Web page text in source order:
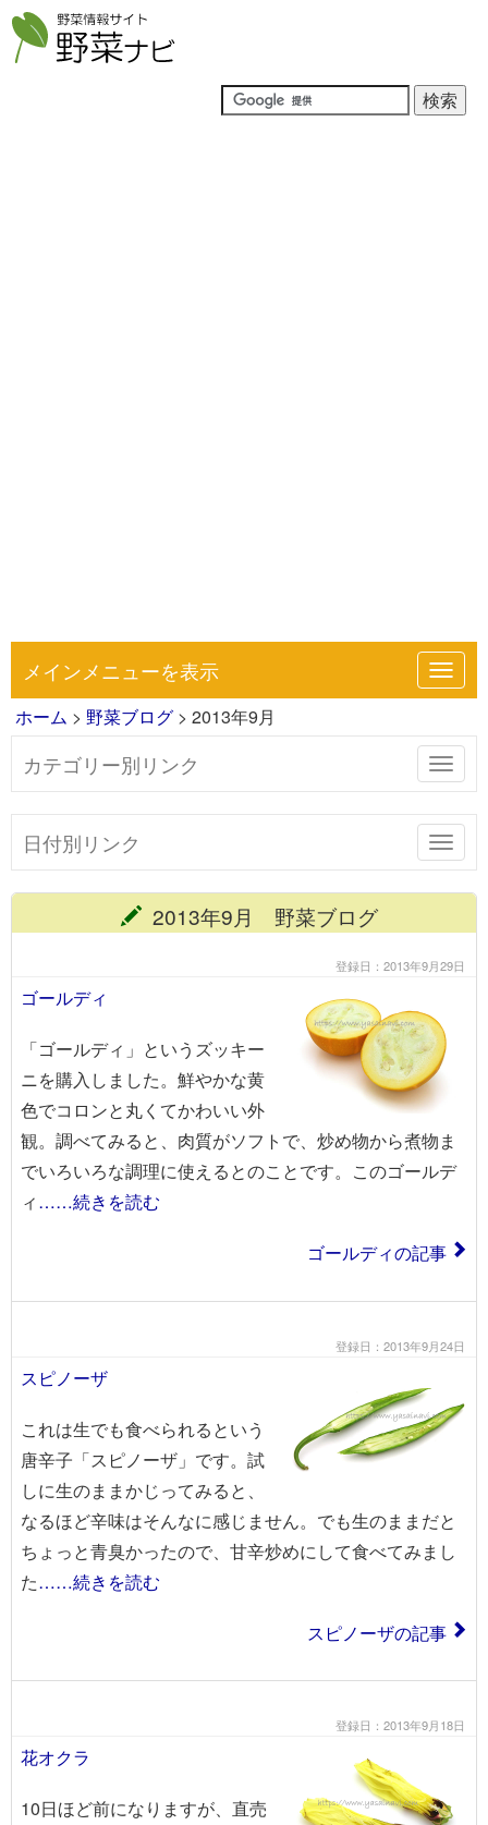
メインメニューを表示
ホーム > 野菜ブログ > 2013年9月
カテゴリー別リンク
日付別リンク
2013年9月 野菜ブログ
登録日：2013年9月29日
ゴールディ
「ゴールディ」というズッキー
ニを購入しました。鮮やかな黄
色でコロンと丸くてかわいい外
観。調べてみると、肉質がソフトで、炒め物から煮物ま
でいろいろな調理に使えるとのことです。このゴールデ
ィ……続きを読む
ゴールディの記事
登録日：2013年9月24日
スピノーザ
これは生でも食べられるという
唐辛子「スピノーザ」です。試
しに生のままかじってみると、
なるほど辛味はそんなに感じません。でも生のままだと
ちょっと青臭かったので、甘辛炒めにして食べてみまし
た……続きを読む
スピノーザの記事
登録日：2013年9月18日
花オクラ
10日ほど前になりますが、直売